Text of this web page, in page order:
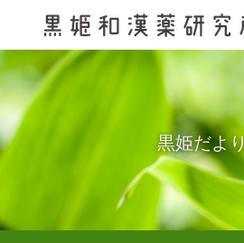
黒姫だより